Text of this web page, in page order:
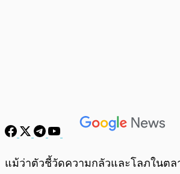
พร้อมเล่น
แม้ว่าตัวชี้วัดความกลัวและโลภในตล